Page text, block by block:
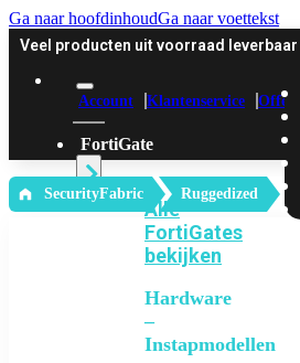
Ga naar hoofdinhoudGa naar voettekst
Veel producten uit voorraad leverbaar
Account Klantenservice Offerte
FortiGate
Alle
FortiGates
bekijken
Hardware
–
Instapmodellen
‎ SecurityFabric Ruggedized